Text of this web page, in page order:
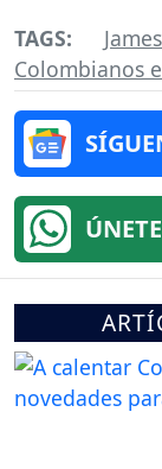
TAGS:
Colombianos